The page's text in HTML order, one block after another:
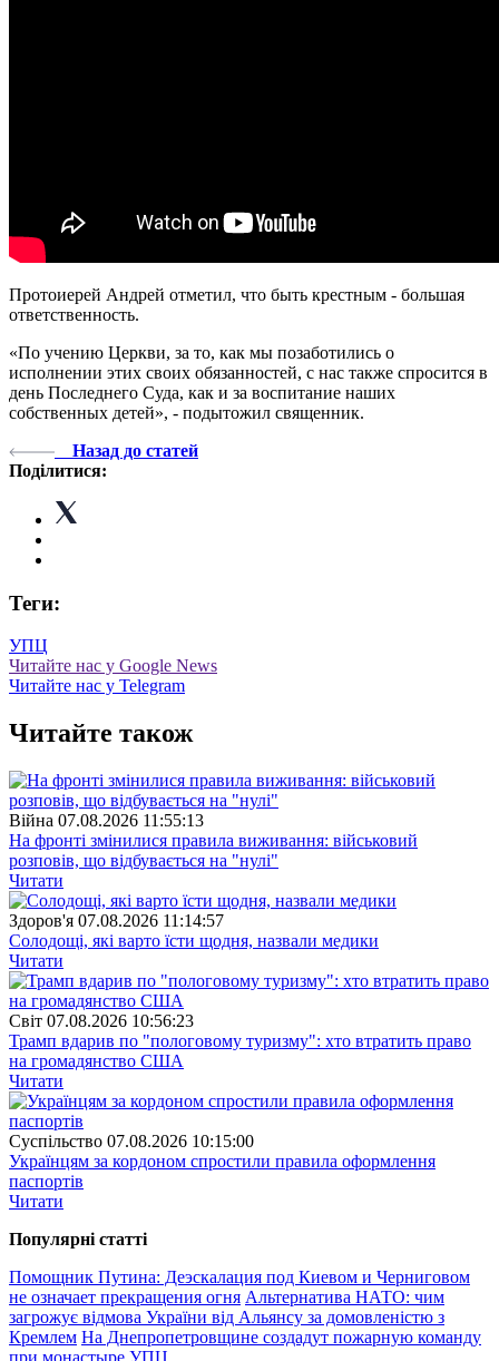
Протоиерей Андрей отметил, что быть крестным - большая
ответственность.
«По учению Церкви, за то, как мы позаботились о
исполнении этих своих обязанностей, с нас также спросится в
день Последнего Суда, как и за воспитание наших
собственных детей», - подытожил священник.
Назад до статей
Поділитися:
Теги:
УПЦ
Читайте нас у Google News
Читайте нас у Telegram
Читайте також
Війна 07.08.2026 11:55:13
На фронті змінилися правила виживання: військовий
розповів, що відбувається на "нулі"
Читати
Здоров'я 07.08.2026 11:14:57
Солодощі, які варто їсти щодня, назвали медики
Читати
Свiт 07.08.2026 10:56:23
Трамп вдарив по "пологовому туризму": хто втратить право
на громадянство США
Читати
Суспiльство 07.08.2026 10:15:00
Українцям за кордоном спростили правила оформлення
паспортів
Читати
Популярнi статтi
Помощник Путина: Деэскалация под Киевом и Черниговом
не означает прекращения огня Альтернатива НАТО: чим
загрожує відмова України від Альянсу за домовленістю з
Кремлем На Днепропетровщине создадут пожарную команду
при монастыре УПЦ